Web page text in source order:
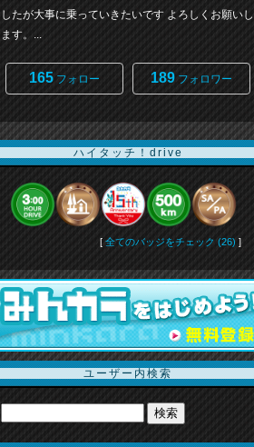
したが大事に乗っていきたいです よろしくお願いし
ます。...
165 フォロー 189 フォロワー
ハイタッチ！drive
[ 全てのバッジをチェック (26) ]
ユーザー内検索